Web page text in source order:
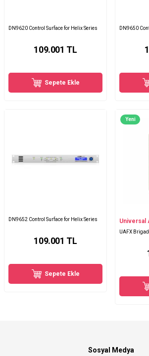
DN9620 Control Surface for Helix Series
109.001 TL
Sepete Ekle
DN9650
DN9652 Control Surface for Helix Series
109.001 TL
Sepete Ekle
Yeni
Universal
UAFX
Sosyal Medya